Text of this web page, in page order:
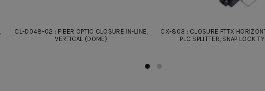
CL-D048-02 : FIBER OPTIC CLOSURE IN-LINE,
VERTICAL (DOME)
CX-803 : CLOSURE FTTX
PLC SPLITTER, SNAP LOCK